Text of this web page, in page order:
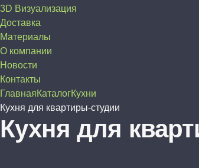
3D Визуализация
Доставка
Материалы
О компании
Новости
Контакты
ГлавнаяКаталогКухни
Кухня для квартиры-студии
Кухня для